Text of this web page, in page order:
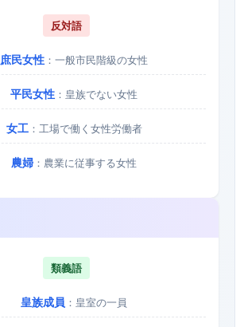
反対語
庶民女性 ：一般市民階級の女性
平民女性 ：皇族でない女性
女工：工場で働く女性労働者
農婦 ：農業に従事する女性
類義語
皇族成員 ：皇室の一員